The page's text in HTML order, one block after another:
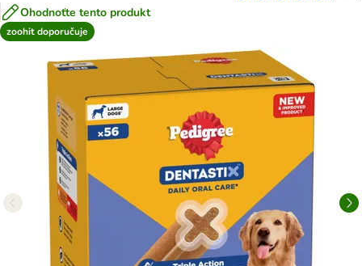
Ohodnoťte tento produkt
zoohit doporučuje